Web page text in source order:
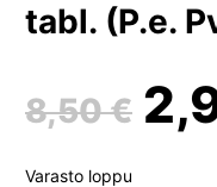
tabl. (P.e.
8,50€
Varasto loppu